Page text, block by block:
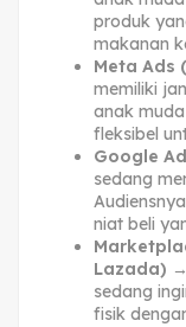
produk
makanan
Meta Ads
memiliki
anak
fleksibel
Google
sedang
niat beli
Lazada)
sedang
fisik